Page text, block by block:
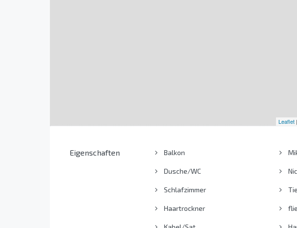
Leaflet
Eigenschaften Balkon
Dusche/WC
Schlafzimmer
Haartrockner